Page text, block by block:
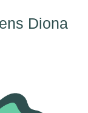
Diona